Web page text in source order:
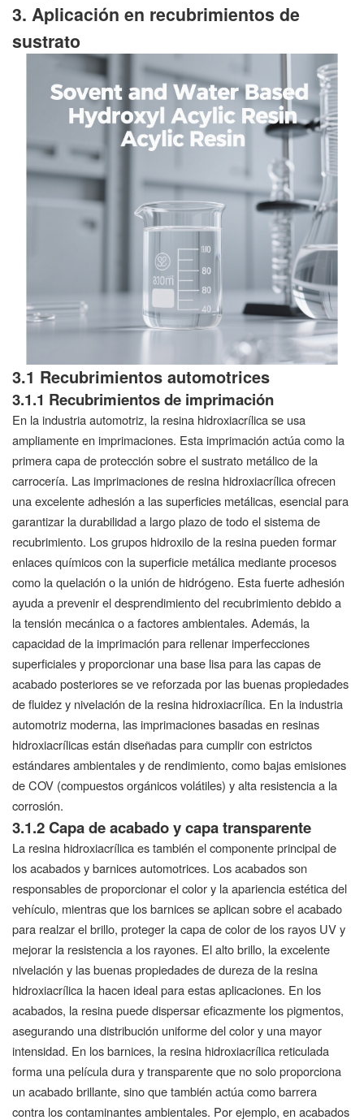
3. Aplicación en recubrimientos de
sustrato
3.1 Recubrimientos automotrices
3.1.1 Recubrimientos de imprimación
En la industria automotriz, la resina hidroxiacrílica se usa
ampliamente en imprimaciones. Esta imprimación actúa como la
primera capa de protección sobre el sustrato metálico de la
carrocería. Las imprimaciones de resina hidroxiacrílica ofrecen
una excelente adhesión a las superficies metálicas, esencial para
garantizar la durabilidad a largo plazo de todo el sistema de
recubrimiento. Los grupos hidroxilo de la resina pueden formar
enlaces químicos con la superficie metálica mediante procesos
como la quelación o la unión de hidrógeno. Esta fuerte adhesión
ayuda a prevenir el desprendimiento del recubrimiento debido a
la tensión mecánica o a factores ambientales. Además, la
capacidad de la imprimación para rellenar imperfecciones
superficiales y proporcionar una base lisa para las capas de
acabado posteriores se ve reforzada por las buenas propiedades
de fluidez y nivelación de la resina hidroxiacrílica. En la industria
automotriz moderna, las imprimaciones basadas en resinas
hidroxiacrílicas están diseñadas para cumplir con estrictos
estándares ambientales y de rendimiento, como bajas emisiones
de COV (compuestos orgánicos volátiles) y alta resistencia a la
corrosión.
3.1.2 Capa de acabado y capa transparente
La resina hidroxiacrílica es también el componente principal de
los acabados y barnices automotrices. Los acabados son
responsables de proporcionar el color y la apariencia estética del
vehículo, mientras que los barnices se aplican sobre el acabado
para realzar el brillo, proteger la capa de color de los rayos UV y
mejorar la resistencia a los rayones. El alto brillo, la excelente
nivelación y las buenas propiedades de dureza de la resina
hidroxiacrílica la hacen ideal para estas aplicaciones. En los
acabados, la resina puede dispersar eficazmente los pigmentos,
asegurando una distribución uniforme del color y una mayor
intensidad. En los barnices, la resina hidroxiacrílica reticulada
forma una película dura y transparente que no solo proporciona
un acabado brillante, sino que también actúa como barrera
contra los contaminantes ambientales. Por ejemplo, en acabados